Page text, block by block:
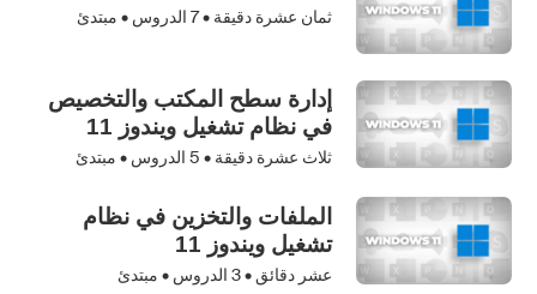
ثمان عشرة دقيقة •7 الدروس • مبتدئ
إدارة سطح المكتب والتخصيص
في نظام تشغيل ويندوز 11
ثلاث عشرة دقيقة • 5 الدروس • مبتدئ
الملفات والتخزين في نظام
تشغيل ويندوز 11
عشر دقائق •3 الدروس • مبتدئ